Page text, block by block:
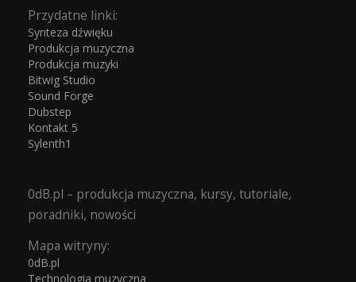
Przydatne linki:
Synteza dźwięku
Produkcja muzyczna
Produkcja muzyki
Bitwig Studio
Sound Forge
Dubstep
Kontakt 5
Sylenth1
0dB.pl – produkcja muzyczna, kursy, tutoriale,
poradniki, nowości
Mapa witryny:
0dB.pl
Technologia muzyczna